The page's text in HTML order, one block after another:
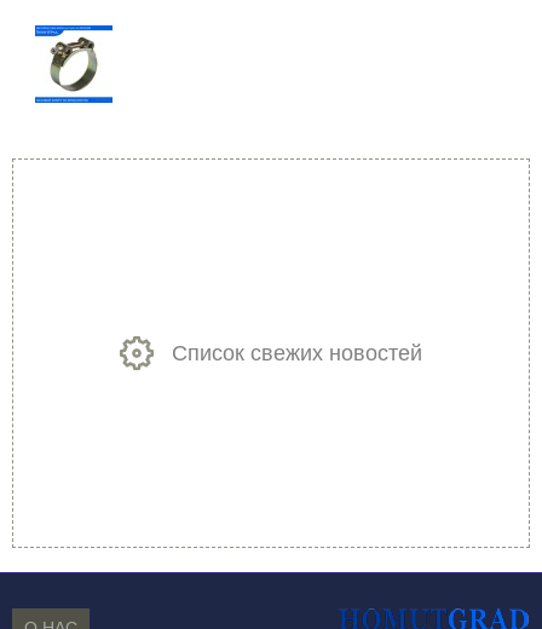
Список свежих новостей